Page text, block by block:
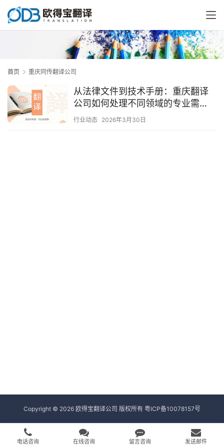
首页 重庆同传翻译公司
从法律文件到技术手册：重庆翻译
公司如何处理不同领域的专业需
求？
行业动态 2026年3月30日
Copyright © 2026 欧得宝翻译公司 版权所有 粤ICP备10078157号
电话咨询 在线咨询 留言咨询 发送邮件